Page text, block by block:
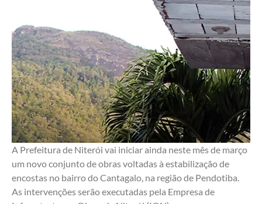
A Prefeitura de Niterói vai iniciar ainda neste mês de março
um novo conjunto de obras voltadas à estabilização de
encostas no bairro do Cantagalo, na região de Pendotiba.
As intervenções serão executadas pela Empresa de